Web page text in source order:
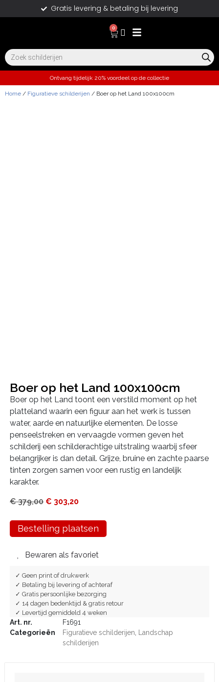
Gratis levering & betaling bij levering
0
Ontvang tijdelijk 20% voordeel op de collectie
Home / Figuratieve schilderijen / Boer op het Land 100x100cm
Boer op het Land 100x100cm
Boer op het Land toont een verstild moment op het
platteland waarin een figuur aan het werk is tussen
water, aarde en natuurlijke elementen. De losse
penseelstreken en vervaagde vormen geven het
schilderij een schilderachtige uitstraling waarbij sfeer
belangrijker is dan detail. Grijze, bruine en zachte paarse
tinten zorgen samen voor een rustig en landelijk
karakter.
€379,00 € 303,20
Bestelling plaatsen
Bewaren als favoriet
✓ Geen print of drukwerk
✓ Betaling bij levering of achteraf
✓ Gratis persoonlijke bezorging
✓ 14 dagen bedenktijd & gratis retour
✓ Levertijd gemiddeld 4 weken
Art. nr.
F1691
Categorieën
Figuratieve schilderijen
Landschap
schilderijen